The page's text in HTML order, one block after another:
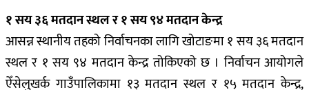
१ सय ३६ मतदान स्थल र १ सय ९४ मतदान केन्द्र
आसन्न स्थानीय तहको निर्वाचनका लागि खोटाङमा १ सय ३६ मतदान
स्थल र १ सय ९४ मतदान केन्द्र तोकिएको छ । निर्वाचन आयोगले
ऐँसेलुखर्क गाउँपालिकामा १३ मतदान स्थल र १५ मतदान केन्द्र,